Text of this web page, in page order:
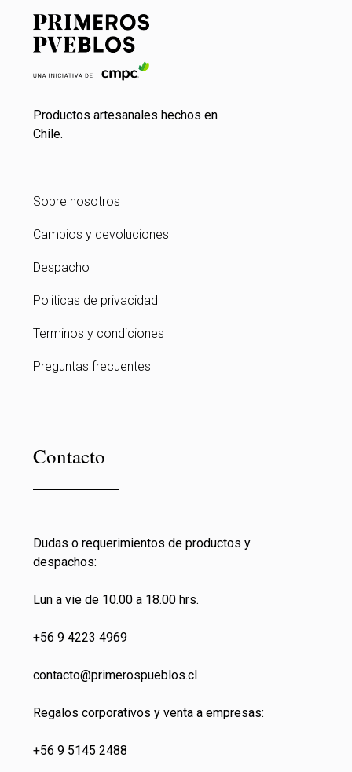
Productos artesanales hechos en
Chile.
Sobre nosotros
Cambios y devoluciones
Despacho
Politicas de privacidad
Terminos y condiciones
Preguntas frecuentes
Contacto
Dudas o requerimientos de productos y
despachos:
Lun a vie de 10.00 a 18.00 hrs.
+56 9 4223 4969
contacto@primerospueblos.cl
Regalos corporativos y venta a empresas:
+56 9 5145 2488